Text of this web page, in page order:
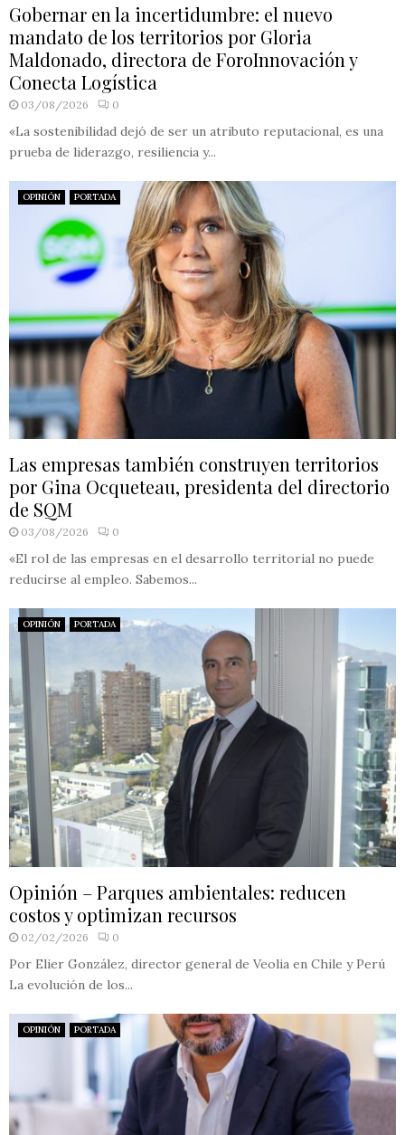
Gobernar en la incertidumbre: el nuevo
mandato de los territorios por Gloria
Maldonado, directora de ForoInnovación y
Conecta Logística
03/08/2026 0
«La sostenibilidad dejó de ser un atributo reputacional, es una
prueba de liderazgo, resiliencia y...
OPINIÓN PORTADA
Las empresas también construyen territorios
por Gina Ocqueteau, presidenta del directorio
de SQM
03/08/2026 0
«El rol de las empresas en el desarrollo territorial no puede
reducirse al empleo. Sabemos...
OPINIÓN PORTADA
Opinión – Parques ambientales: reducen
costos y optimizan recursos
02/02/2026 0
Por Elier González, director general de Veolia en Chile y Perú
La evolución de los...
OPINIÓN PORTADA